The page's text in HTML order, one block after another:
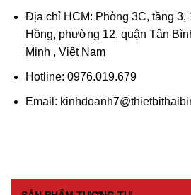
Địa chỉ HCM: Phòng 3C, tầng
Hồng, phường 12, quận Tân
Minh , Việt Nam
Hotline: 0976.019.679
Email :